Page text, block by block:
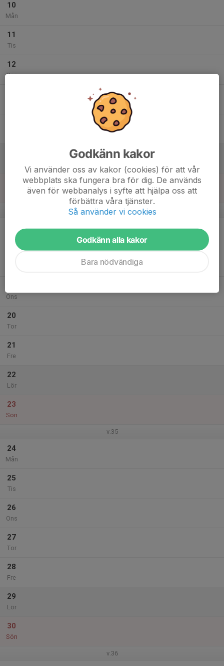
10
Mån
11
Tis
12
Ons
v.34
Mån
Ons
20
Tor
21
Fre
22
Lör
23
Sön
v.35
24
Mån
25
Tis
26
Ons
27
Tor
28
Fre
29
Lör
30
Sön
v.36
Godkänn kakor
Vi använder oss av kakor (cookies) för att vår
webbplats ska fungera bra för dig. De används
även för webbanalys i syfte att hjälpa oss att
förbättra våra tjänster.
Så använder vi cookies
Godkänn alla kakor
Bara nödvändiga